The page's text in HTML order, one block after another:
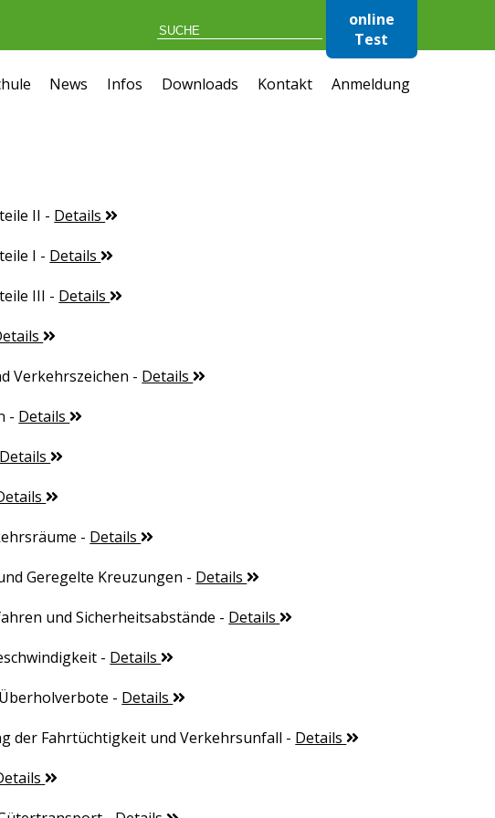
online
Test
News Infos Downloads Kontakt Anmeldung
II - Details
I - Details
III - Details
Verkehrszeichen - Details
- Details
Details
- Details
Geregelte Kreuzungen - Details
und Sicherheitsabstände - Details
- Details
- Details
der Fahrtüchtigkeit und Verkehrsunfall - Details